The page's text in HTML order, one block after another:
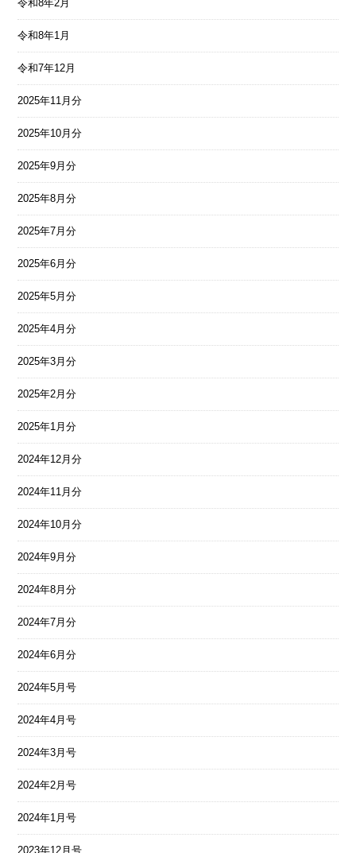
令和8年2月
令和8年1月
令和7年12月
2025年11月分
2025年10月分
2025年9月分
2025年8月分
2025年7月分
2025年6月分
2025年5月分
2025年4月分
2025年3月分
2025年2月分
2025年1月分
2024年12月分
2024年11月分
2024年10月分
2024年9月分
2024年8月分
2024年7月分
2024年6月分
2024年5月号
2024年4月号
2024年3月号
2024年2月号
2024年1月号
2023年12月号